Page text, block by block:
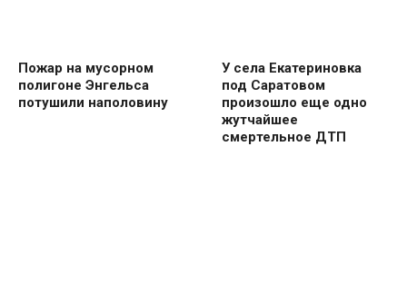
Пожар на мусорном
полигоне Энгельса
потушили наполовину
У села Екатериновка
под Саратовом
произошло еще одно
жутчайшее
смертельное ДТП